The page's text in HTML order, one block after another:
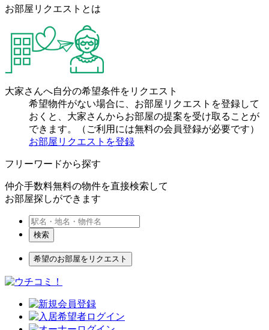
お部屋リクエストとは
大家さんへ自分の希望条件をリクエスト
希望物件がない場合に、お部屋リクエストを登録して
おくと、大家さんからお部屋の提案を受け取ることが
できます。（ご利用には無料の会員登録が必要です）
お部屋リクエストを登録
フリーワードから探す
仲介手数料無料の物件を直接検索して
お部屋探しができます
検索
希望のお部屋をリクエスト